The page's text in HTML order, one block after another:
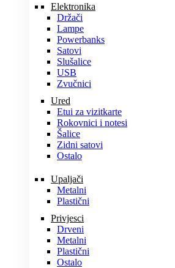
Elektronika
Držači
Lampe
Powerbanks
Satovi
Slušalice
USB
Zvučnici
Ured
Etui za vizitkarte
Rokovnici i notesi
Šalice
Zidni satovi
Ostalo
Upaljači
Metalni
Plastični
Privjesci
Drveni
Metalni
Plastični
Ostalo